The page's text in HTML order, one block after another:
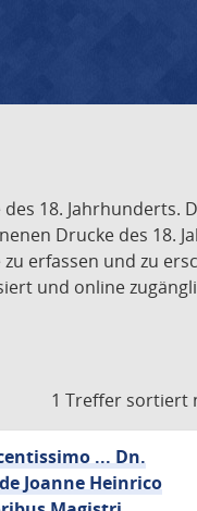
18. Jahrhunderts.
Drucke des 18.
erfassen und zu
und online
1 Treffer sortiert
... Dn.
Joanne Heinrico